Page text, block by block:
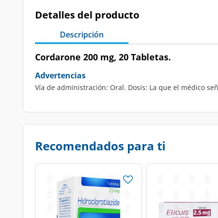
Detalles del producto
Descripción
Cordarone 200 mg, 20 Tabletas.
Advertencias
Vía de administración: Oral. Dosis: La que el médico
Recomendados para ti